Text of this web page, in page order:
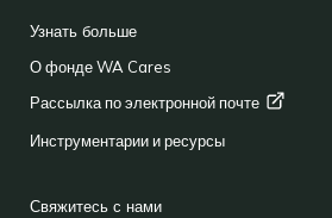
Узнать больше
О фонде WA Cares
Рассылка по электронной почте
Инструментарии и ресурсы
Свяжитесь с нами